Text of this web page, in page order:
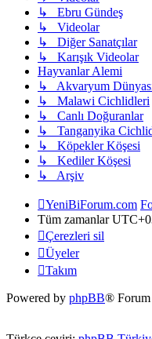
↳ Ebru Gündeş
↳ Videolar
↳ Diğer Sanatçılar
↳ Karışık Videolar
Hayvanlar Alemi
↳ Akvaryum
↳ Malawi Cichlidleri
↳ Canlı Doğuranlar
↳ Tanganyika
↳ Köpekler Köşesi
↳ Kediler Köşesi
↳ Arşiv
YeniBiForum.com
Tüm zamanlar
Çerezleri sil
Üyeler
Takım
Powered by phpBB®